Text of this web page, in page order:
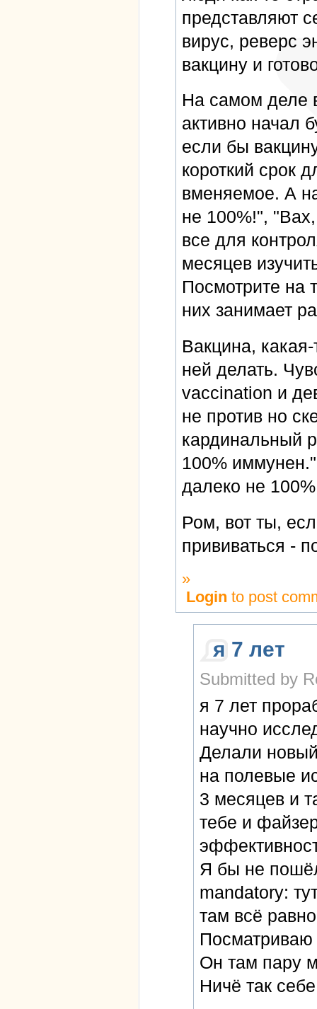
представляют
вирус, реверс
вакцину и
На самом деле
активно начал
если бы
короткий срок
вменяемое. А
не 100%!",
все для
месяцев
Посмотрите на
них занимает
Вакцина,
ней делать.
vaccination и
не против но
кардинальный
100%
далеко не
Ром, вот ты,
прививаться -
»
Login to post
я 7 лет
Submitted by
я 7 лет
научно
Делали
на полевые
3 месяцев и
тебе и
Я бы не
mandatory:
там всё
Посматриваю
Он там пару
Ничё так